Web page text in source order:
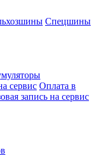
Спецшины
сервис Оплата в
запись на сервис